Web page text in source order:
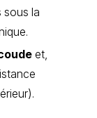
sous la
et,